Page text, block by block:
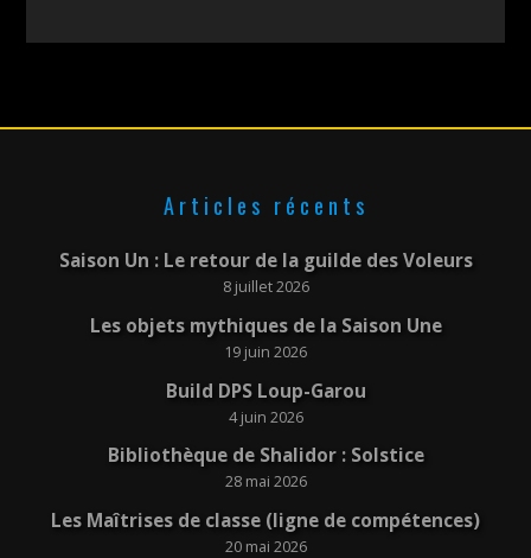
Articles récents
Saison Un : Le retour de la guilde des Voleurs
8 juillet 2026
Les objets mythiques de la Saison Une
19 juin 2026
Build DPS Loup-Garou
4 juin 2026
Bibliothèque de Shalidor : Solstice
28 mai 2026
Les Maîtrises de classe (ligne de compétences)
20 mai 2026